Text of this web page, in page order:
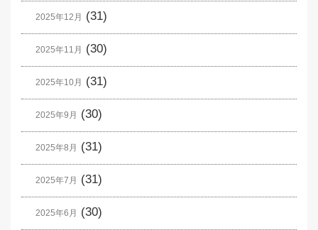
2025年12月 (31)
2025年11月 (30)
2025年10月 (31)
2025年9月 (30)
2025年8月 (31)
2025年7月 (31)
2025年6月 (30)